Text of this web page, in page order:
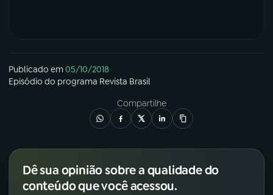
Publicado em05/10/2018
Episódio do programa Revista Brasil
Compartilhe
Dê sua opinião sobre a qualidade do
conteúdo que você acessou.